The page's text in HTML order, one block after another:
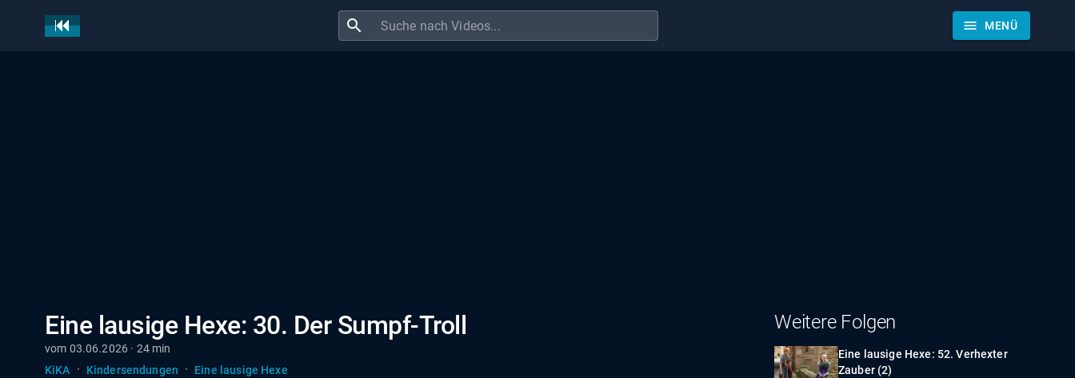
search menu MENÜ
Eine lausige Hexe: 30. Der Sumpf-Troll
vom 03.06.2026 · 24 min
KiKA
· Kindersendungen · Eine lausige Hexe
Weitere Folgen
Eine lausige Hexe: 52. Verhexter
Zauber (2)